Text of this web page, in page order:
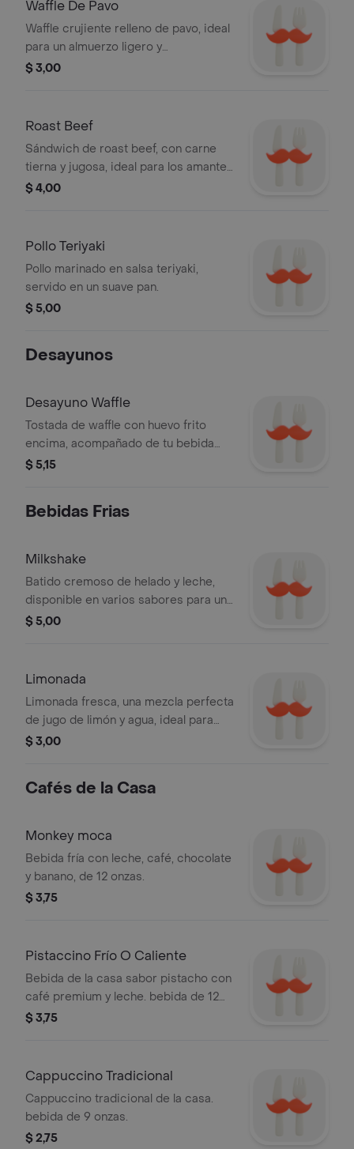
Waffle De Pavo
Waffle crujiente relleno de pavo, ideal
para un almuerzo ligero y
satisfactorio.
$ 3,00
Roast Beef
Sándwich de roast beef, con carne
tierna y jugosa, ideal para los amantes
de la carne.
$ 4,00
Pollo Teriyaki
Pollo marinado en salsa teriyaki,
servido en un suave pan.
$ 5,00
Desayunos
Desayuno Waffle
Tostada de waffle con huevo frito
encima, acompañado de tu bebida
caliente 8 oz de la casa y jugo de
$ 5,15
Bebidas Frias
Milkshake
Batido cremoso de helado y leche,
disponible en varios sabores para un
refresco perfecto.
$ 5,00
Limonada
Limonada fresca, una mezcla perfecta
de jugo de limón y agua, ideal para
refrescarte.
$ 3,00
Cafés de la Casa
Monkey moca
Bebida fría con leche, café, chocolate
y banano, de 12 onzas.
$ 3,75
Pistaccino Frío O Caliente
Bebida de la casa sabor pistacho con
café premium y leche. bebida de 12
onzas. a elección: frío o caliente.
$ 3,75
Cappuccino Tradicional
Cappuccino tradicional de la casa.
bebida de 9 onzas.
$ 2,75